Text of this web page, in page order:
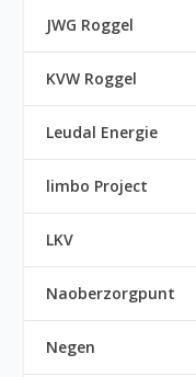
JWG Roggel
KVW Roggel
Leudal Energie
limbo Project
LKV
Naoberzorgpunt
Negen